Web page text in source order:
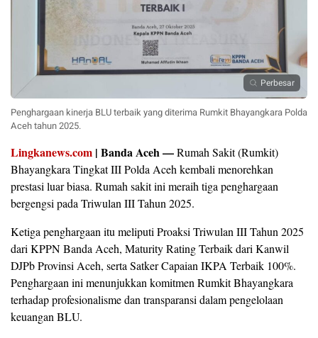
Perbesar
Penghargaan kinerja BLU terbaik yang diterima Rumkit Bhayangkara Polda
Aceh tahun 2025.
Lingkanews.com | Banda Aceh —Rumah Sakit (Rumkit)
Bhayangkara Tingkat III Polda Aceh kembali menorehkan
prestasi luar biasa. Rumah sakit ini meraih tiga penghargaan
bergengsi pada Triwulan III Tahun 2025.
Ketiga penghargaan itu meliputi Proaksi Triwulan III Tahun 2025
dari KPPN Banda Aceh, Maturity Rating Terbaik dari Kanwil
DJPb Provinsi Aceh, serta Satker Capaian IKPA Terbaik 100%.
Penghargaan ini menunjukkan komitmen Rumkit Bhayangkara
terhadap profesionalisme dan transparansi dalam pengelolaan
keuangan BLU.